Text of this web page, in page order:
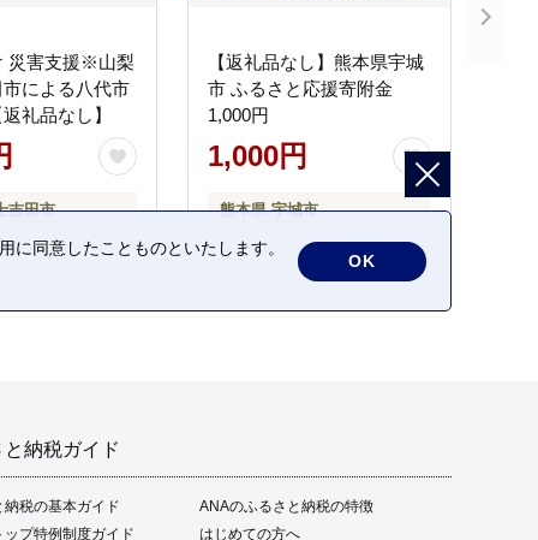
災害支援※山梨
による八代市
礼品なし】
吉田市
【返礼品なし】熊本県宇城
市 ふるさと応援寄附金
1,000円
1,000円
熊本県 宇城市
納税ガイド
納税の基本ガイド
ANAのふるさと納税の特徴
ップ特例制度ガイド
はじめての方へ
同意したことものといたします。
OK